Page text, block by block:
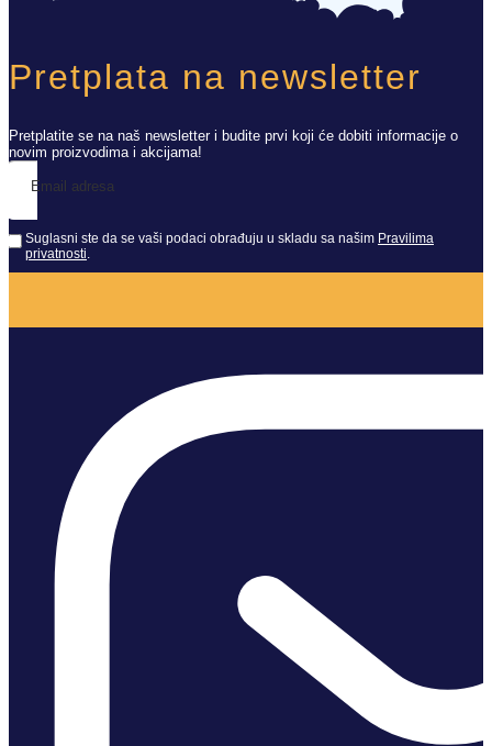
Pretplata na newsletter
Pretplatite se na naš newsletter i budite prvi koji će dobiti informacije o
novim proizvodima i akcijama!
Email adresa
Suglasni ste da se vaši podaci obrađuju u skladu sa našim Pravilima
privatnosti